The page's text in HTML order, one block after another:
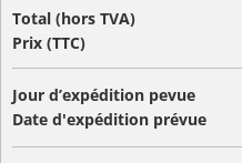
Total (hors TVA)
Prix (TTC)
Jour d’expédition pevue
Date d'expédition prévue